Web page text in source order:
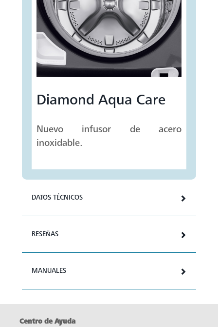
Diamond Aqua Care
Nuevo infusor de acero
inoxidable.
DATOS TÉCNICOS
RESEÑAS
MANUALES
Centro de Ayuda